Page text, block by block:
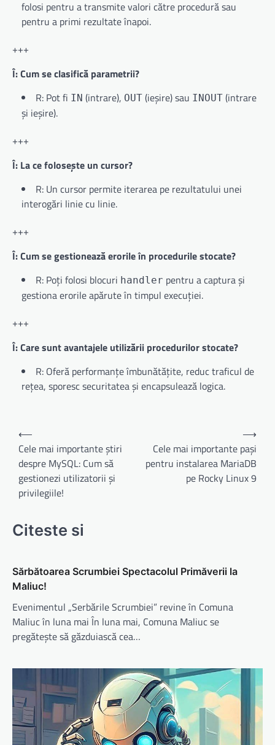
folosi pentru a transmite valori către procedură sau
pentru a primi rezultate înapoi.
+++
Î: Cum se clasifică parametrii?
R: Pot fi IN (intrare), OUT (ieșire) sau INOUT (intrare
și ieșire).
+++
Î: La ce folosește un cursor?
R: Un cursor permite iterarea pe rezultatului unei
interogări linie cu linie.
+++
Î: Cum se gestionează erorile în procedurile stocate?
R: Poți folosi blocuri handler pentru a captura și
gestiona erorile apărute în timpul execuției.
+++
Î: Care sunt avantajele utilizării procedurilor stocate?
R: Oferă performanțe îmbunătățite, reduc traficul de
rețea, sporesc securitatea și encapsulează logica.
Navigare
în
articole
⟵
Cele mai importante știri
despre MySQL: Cum să
gestionezi utilizatorii și
privilegiile!
Cele mai importante pași
pentru instalarea MariaDB
pe Rocky Linux 9
⟶
Citeste si
Sărbătoarea Scrumbiei Spectacolul Primăverii la
Maliuc!
Evenimentul „Serbările Scrumbiei” revine în Comuna
Maliuc în luna mai În luna mai, Comuna Maliuc se
pregătește să găzduiască cea…